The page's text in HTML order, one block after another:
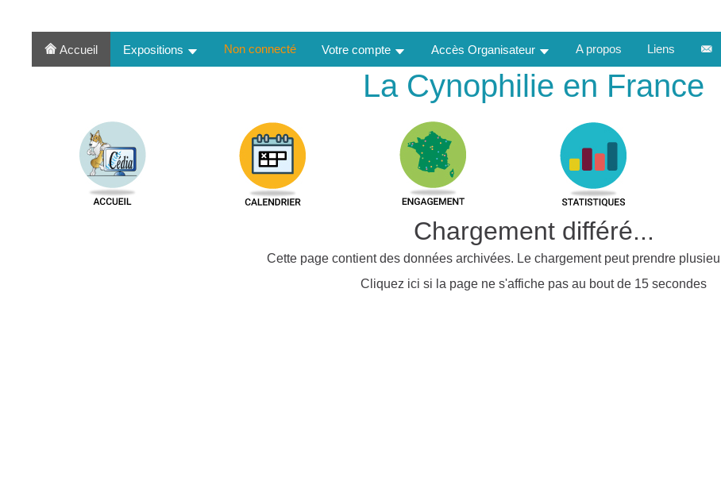
Accueil Expositions Non connecté Votre compte Accès Organisateur A propos Liens
La Cynophilie en France
Chargement différé...
Cette page contient des données archivées. Le chargement peut prendre
Cliquez ici si la page ne s'affiche pas au bout de 15 secondes